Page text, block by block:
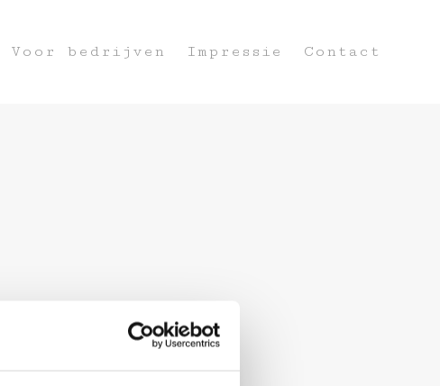
Voor bedrijven Impressie Contact